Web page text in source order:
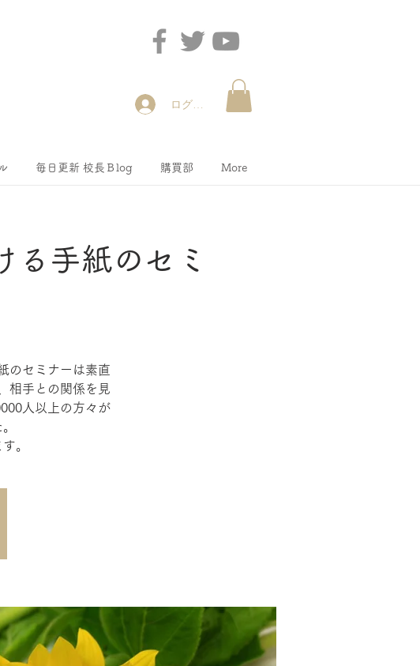
ログイン
毎日更新 校長Ｂlog 購買部 More
手紙のセミ
のセミナーは素直
相手との関係を見
人以上の方々が
。